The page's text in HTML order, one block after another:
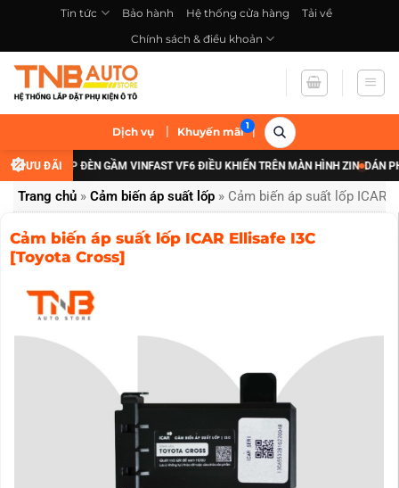
nội
dung
Tin tức Bảo hành Hệ thống cửa hàng
Tải về
Chính sách & điều khoản
Dịch vụ | Khuyến mãi |
ƯU ĐÃI
NÂNG CẤP ĐÈN GẦM VINFAST VF6 ĐIỀU KHIỂN TRÊN MÀN HÌNH ZIN DÁN
Trang chủ » Cảm biến áp suất lốp » Cảm biến áp suất lốp ICAR
Cảm biến áp suất lốp ICAR Ellisafe I3C
[Toyota Cross]